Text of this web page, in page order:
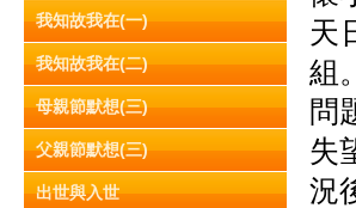
我知故我在(一)
我知故我在(二)
母親節默想(三)
父親節默想(三)
出世與入世
天
組
問
失
況